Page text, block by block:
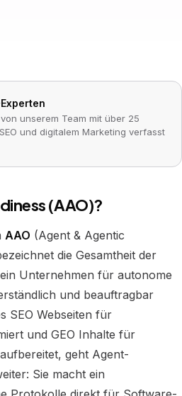
unserem Team mit über 25
und digitalem Marketing verfasst
(AAO)?
AAO (Agent & Agentic
die Gesamtheit der
Unternehmen für autonome
und beauftragbar
SEO Webseiten für
und GEO Inhalte für
geht Agent-
Sie macht ein